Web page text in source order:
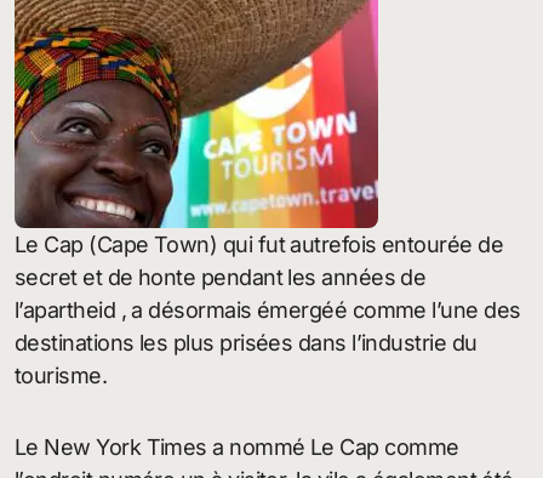
Le Cap (Cape Town) qui fut autrefois entourée de
secret et de honte pendant les années de
l’apartheid , a désormais émergéé comme l’une des
destinations les plus prisées dans l’industrie du
tourisme.
Le New York Times a nommé Le Cap comme